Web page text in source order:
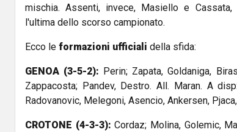
mischia. Assenti, invece, Masiello e
l'ultima dello scorso campionato.
Ecco le formazioni ufficiali della sfida:
GENOA (3-5-2): Perin; Zapata, Goldaniga,
Zappacosta; Pandev, Destro. All. Maran. A
Radovanovic, Melegoni, Asencio, Ankersen,
CROTONE (4-3-3): Cordaz; Molina, Golemic,